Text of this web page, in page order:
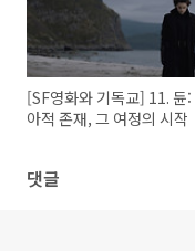
[SF영화와 기독교] 11. 듄:
아적 존재, 그 여정의 시작
댓글